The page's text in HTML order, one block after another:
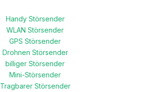
Handy Störsender
WLAN Störsender
GPS Störsender
Drohnen Störsender
billiger Störsender
Mini-Störsender
Tragbarer Störsender